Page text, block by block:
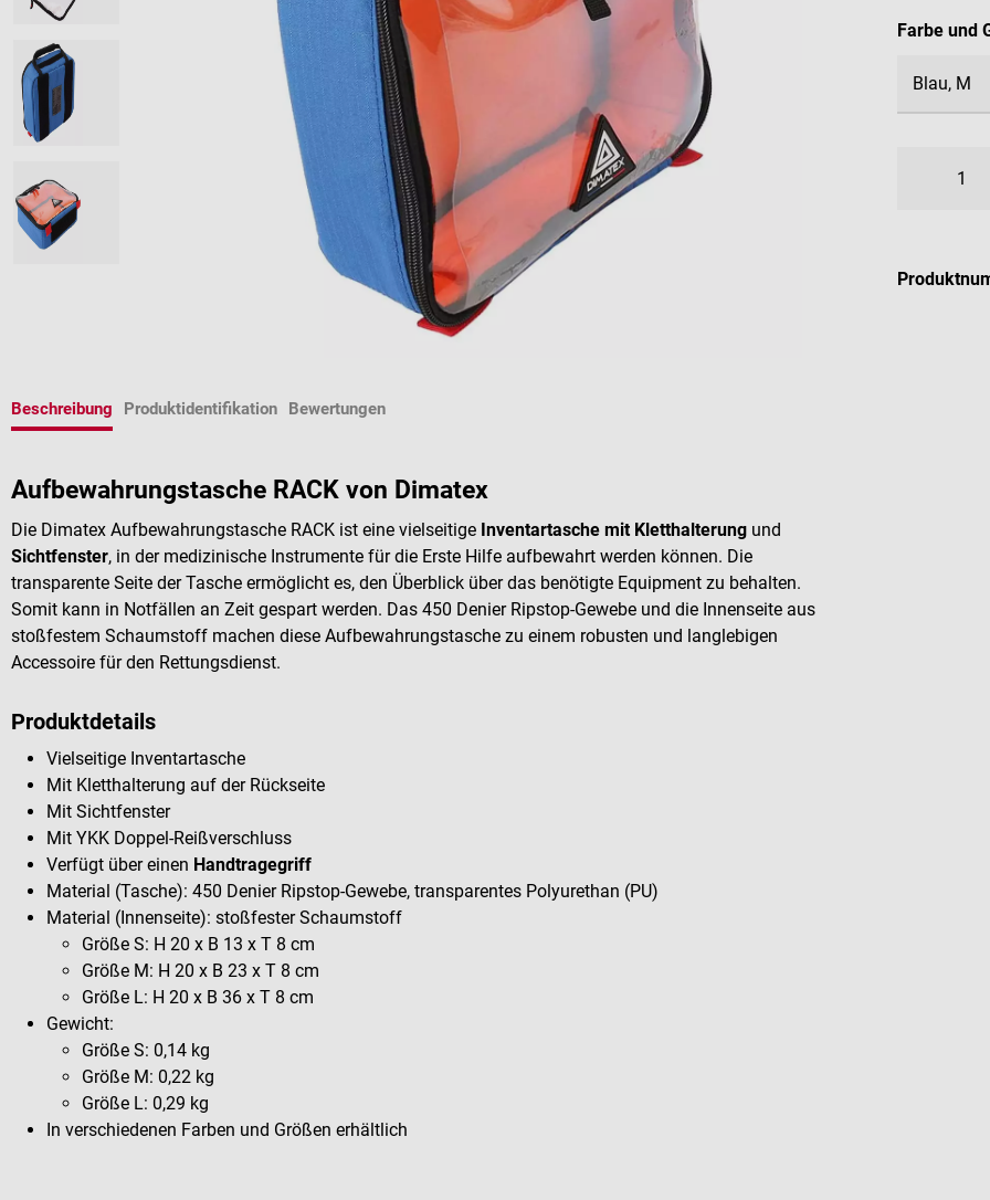
Farbe und
Beschreibung Produktidentifikation Bewertungen
Aufbewahrungstasche RACK von Dimatex
Die Dimatex Aufbewahrungstasche RACK ist eine vielseitige Inventartasche mit Kletthalterung und
Sichtfenster, in der medizinische Instrumente für die Erste Hilfe aufbewahrt werden können. Die
transparente Seite der Tasche ermöglicht es, den Überblick über das benötigte Equipment zu behalten.
Somit kann in Notfällen an Zeit gespart werden. Das 450 Denier Ripstop-Gewebe und die Innenseite aus
stoßfestem Schaumstoff machen diese Aufbewahrungstasche zu einem robusten und langlebigen
Accessoire für den Rettungsdienst.
Produktdetails
Vielseitige Inventartasche
Mit Kletthalterung auf der Rückseite
Mit Sichtfenster
Mit YKK Doppel-Reißverschluss
Verfügt über einen Handtragegriff
Material (Tasche): 450 Denier Ripstop-Gewebe, transparentes Polyurethan (PU)
Material (Innenseite): stoßfester Schaumstoff
Größe S: H 20 x B 13 x T 8 cm
Größe M: H 20 x B 23 x T 8 cm
Größe L: H 20 x B 36 x T 8 cm
Gewicht:
Größe S: 0,14 kg
Größe M: 0,22 kg
Größe L: 0,29 kg
In verschiedenen Farben und Größen erhältlich